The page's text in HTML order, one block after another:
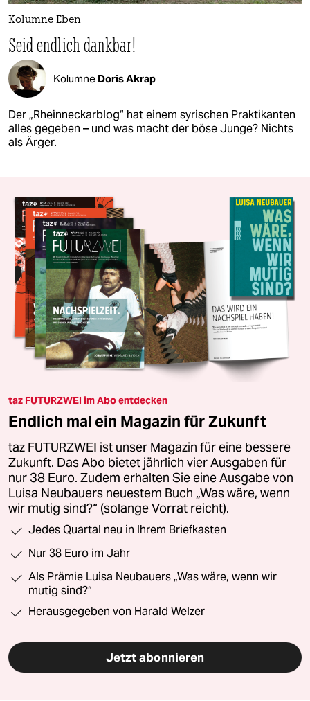
Kolumne Eben
Seid endlich dankbar!
Kolumne Doris Akrap
Der „Rheinneckarblog“ hat einem syrischen Praktikanten
alles gegeben – und was macht der böse Junge? Nichts
als Ärger.
taz FUTURZWEI im Abo entdecken
Endlich mal ein Magazin für Zukunft
taz FUTURZWEI ist unser Magazin für eine bessere
Zukunft. Das Abo bietet jährlich vier Ausgaben für
nur 38 Euro. Zudem erhalten Sie eine Ausgabe von
Luisa Neubauers neuestem Buch „Was wäre, wenn
wir mutig sind?“ (solange Vorrat reicht).
Jedes Quartal neu in Ihrem Briefkasten
Nur 38 Euro im Jahr
Als Prämie Luisa Neubauers „Was wäre, wenn wir
mutig sind?“
Herausgegeben von Harald Welzer
Jetzt abonnieren